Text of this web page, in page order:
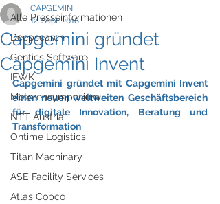
Alle Presseinformationen
Deepsearch
Gentics Software
IFWK
Motorensymposium
NTT Austria
Ontime Logistics
Titan Machinary
ASE Facility Services
Atlas Copco
Capgemini gründet
Capgemini Invent
CAPGEMINI
12. Sept. 2018
Capgemini gründet mit Capgemini Invent
einen neuen weltweiten Geschäftsbereich
für digitale Innovation, Beratung und
Transformation